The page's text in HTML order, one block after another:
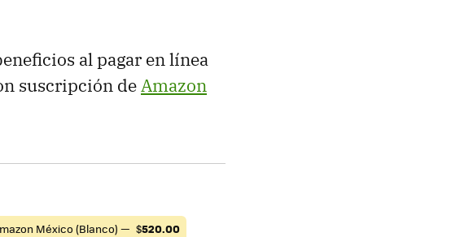
al pagar en línea
suscripción deAmazon
México (Blanco) — $520.00